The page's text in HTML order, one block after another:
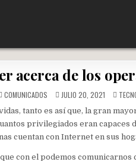
acerca de los
COMUNICADOS JULIO 20, 2021
IN
tanto es así que, la gran
privilegiados eran
cuentan con Internet en sus
con el podemos comunicarnos